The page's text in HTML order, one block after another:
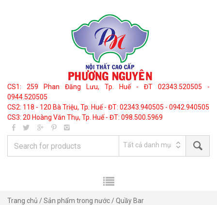
CS1: 259 Phan Đăng Lưu, Tp. Huế - ĐT 02343.520505 -
0944.520505
CS2: 118 - 120 Bà Triệu, Tp. Huế - ĐT: 02343.940505 - 0942.940505
CS3: 20 Hoàng Văn Thụ, Tp. Huế - ĐT: 098.500.5969
Trang chủ /Sản phẩm trong nước / Quầy Bar